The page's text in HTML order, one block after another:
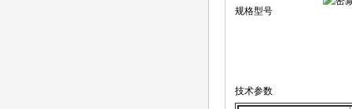
规格型号
技术参数